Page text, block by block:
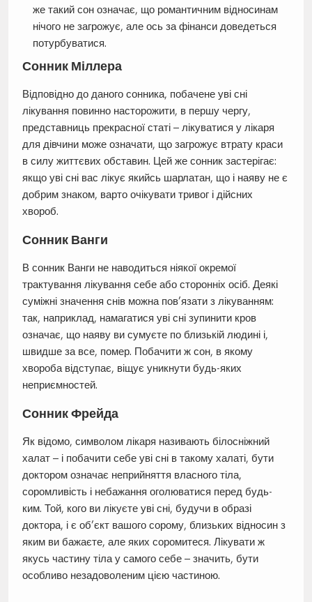
же такий сон означає, що романтичним відносинам
нічого не загрожує, але ось за фінанси доведеться
потурбуватися.
Сонник Міллера
Відповідно до даного сонника, побачене уві сні
лікування повинно насторожити, в першу чергу,
представниць прекрасної статі – лікуватися у лікаря
для дівчини може означати, що загрожує втрату краси
в силу життєвих обставин. Цей же сонник застерігає:
якщо уві сні вас лікує якийсь шарлатан, що і наяву не є
добрим знаком, варто очікувати тривог і дійсних
хвороб.
Сонник Ванги
В сонник Ванги не наводиться ніякої окремої
трактування лікування себе або сторонніх осіб. Деякі
суміжні значення снів можна пов’язати з лікуванням:
так, наприклад, намагатися уві сні зупинити кров
означає, що наяву ви сумуєте по близькій людині і,
швидше за все, помер. Побачити ж сон, в якому
хвороба відступає, віщує уникнути будь-яких
неприємностей.
Сонник Фрейда
Як відомо, символом лікаря називають білосніжний
халат – і побачити себе уві сні в такому халаті, бути
доктором означає неприйняття власного тіла,
соромливість і небажання оголюватися перед будь-
ким. Той, кого ви лікуєте уві сні, будучи в образі
доктора, і є об’єкт вашого сорому, близьких відносин з
яким ви бажаєте, але яких соромитеся. Лікувати ж
якусь частину тіла у самого себе – значить, бути
особливо незадоволеним цією частиною.